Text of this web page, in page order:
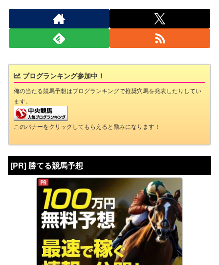
ブログランキング参加中！
俺の当たる競馬予想はブログランキングで推奨穴馬を発表したりしてい
ます。
このバナーをクリックしてもらえると励みになります！
[PR] 勝てる競馬予想